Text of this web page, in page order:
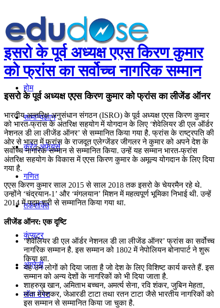
होम
सामान्यज्ञान
करेंट अफेयर्स
गणित
तर्कशक्ति
कंप्यूटर
अंग्रेजी
मॉक टेस्ट
इसरो के पूर्व अध्यक्ष एएस किरण कुमार
को फ्रांस का सर्वोच्च नागरिक सम्मान
इसरो के पूर्व अध्यक्ष एएस किरण कुमार को फ्रांस का लीजेंड ऑनर
भारतीय अन्तरिक्ष अनुसंधान संगठन (ISRO) के पूर्व अध्यक्ष एएस किरण कुमार
को भारत-फ्रांस के अंतरिक्ष सहयोग में योगदान के लिए ‘शेवेलियर डी एल ऑर्डर
नेशनल डी ला लीजेंड ऑनर’ से सम्मानित किया गया है. फ्रांस के राष्ट्रपति की
ओर से भारत में फ्रांस के राजदूत एलेग्जेंडर जीगलर ने कुमार को अपने देश के
सर्वोच्च नागरिक सम्मान से सम्मानित किया. उन्हें यह सम्मान भारत-फ्रांस
अंतरिक्ष सहयोग के विकास में एएस किरण कुमार के अमूल्य योगदान के लिए दिया
गया है.
एएस किरण कुमार साल 2015 से साल 2018 तक इसरो के चेयरमैन रहे थे.
उन्होंने ‘चंद्रयान-1’ और ‘मंगलयान’ मिशन में महत्वपूर्ण भूमिका निभाई थी. उन्हें
2014 में पद्म-श्री से सम्मानित किया गया था.
लीजेंड ऑनर: एक दृष्टि
‘शेवेलियर डी एल ऑर्डर नेशनल डी ला लीजेंड ऑनर’ फ्रांस का सर्वोच्च
नागरिक सम्मान है. इस सम्मान को 1802 में नेपोलियन बोनापार्ट ने शुरू
किया था.
यह उन लोगों को दिया जाता है जो देश के लिए विशिष्ट कार्य करते हैं. इस
सम्मान को अन्य देशों के नागरिकों को भी दिया जाता है.
शाहरुख़ खान, अमिताभ बच्चन, अमर्त्य सेना, रवि शंकर, जुबिन मेहता,
लता मंगेशकर, जेआरडी टाटा तथा रतन टाटा जैसे भारतीय नागरिकों को
इस सम्मान से सम्मानित किया जा चुका है.